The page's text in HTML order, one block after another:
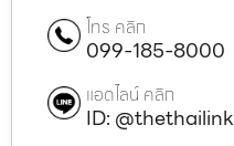
โทร คลิก
099-185-8000
แอดไลน์ คลิก
ID: @thethailink